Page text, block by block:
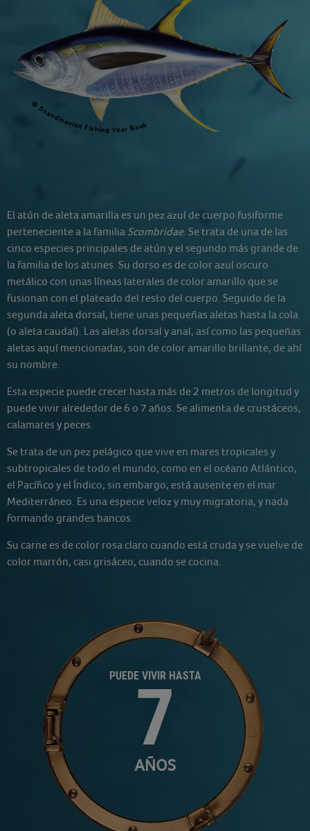
El atún de aleta amarilla es un pez azul de cuerpo fusiforme
perteneciente a la familia Scombridae. Se trata de una de las
cinco especies principales de atún y el segundo más grande de
la familia de los atunes. Su dorso es de color azul oscuro
metálico con unas líneas laterales de color amarillo que se
fusionan con el plateado del resto del cuerpo. Seguido de la
segunda aleta dorsal, tiene unas pequeñas aletas hasta la cola
(o aleta caudal). Las aletas dorsal y anal, así como las pequeñas
aletas aquí mencionadas, son de color amarillo brillante, de ahí
su nombre.
Esta especie puede crecer hasta más de 2 metros de longitud y
puede vivir alrededor de 6 o 7 años. Se alimenta de crustáceos,
calamares y peces.
Se trata de un pez pelágico que vive en mares tropicales y
subtropicales de todo el mundo, como en el océano Atlántico,
el Pacífico y el Índico; sin embargo, está ausente en el mar
Mediterráneo. Es una especie veloz y muy migratoria, y nada
formando grandes bancos.
Su carne es de color rosa claro cuando está cruda y se vuelve de
color marrón, casi grisáceo, cuando se cocina.
PUEDE VIVIR HASTA
7
AÑOS